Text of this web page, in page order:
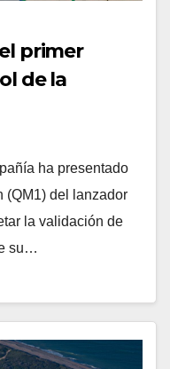
primer
de la
ha presentado
(QM1) del lanzador
la validación de
su…